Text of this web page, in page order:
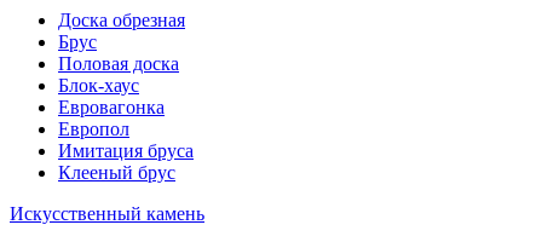
Доска обрезная
Брус
Половая доска
Блок-хаус
Евровагонка
Европол
Имитация бруса
Клееный брус
Искусственный камень